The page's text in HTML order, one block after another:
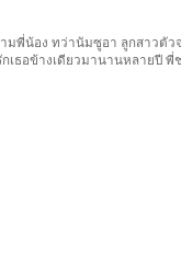
พี่น้อง ทว่านัมซูอา ลูกสาวตัว
ธอข้างเดียวมานานหลายปี พี่